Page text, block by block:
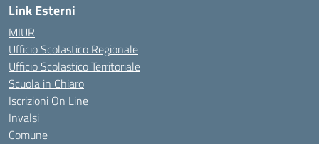
Link Esterni
MIUR
Ufficio Scolastico Regionale
Ufficio Scolastico Territoriale
Scuola in Chiaro
Iscrizioni On Line
Invalsi
Comune